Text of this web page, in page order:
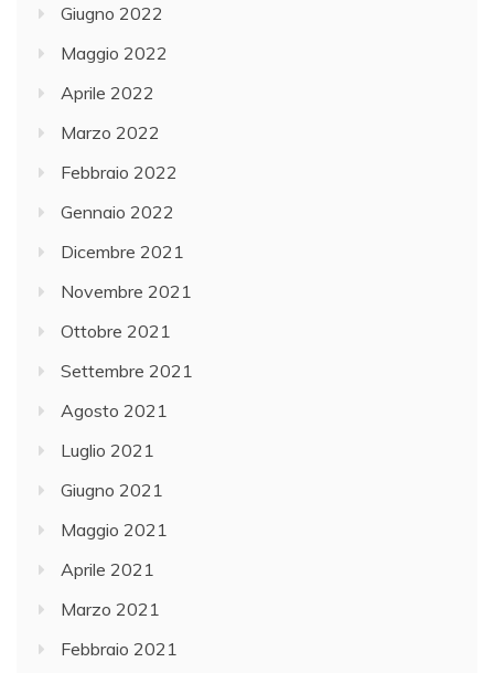
Giugno 2022
Maggio 2022
Aprile 2022
Marzo 2022
Febbraio 2022
Gennaio 2022
Dicembre 2021
Novembre 2021
Ottobre 2021
Settembre 2021
Agosto 2021
Luglio 2021
Giugno 2021
Maggio 2021
Aprile 2021
Marzo 2021
Febbraio 2021